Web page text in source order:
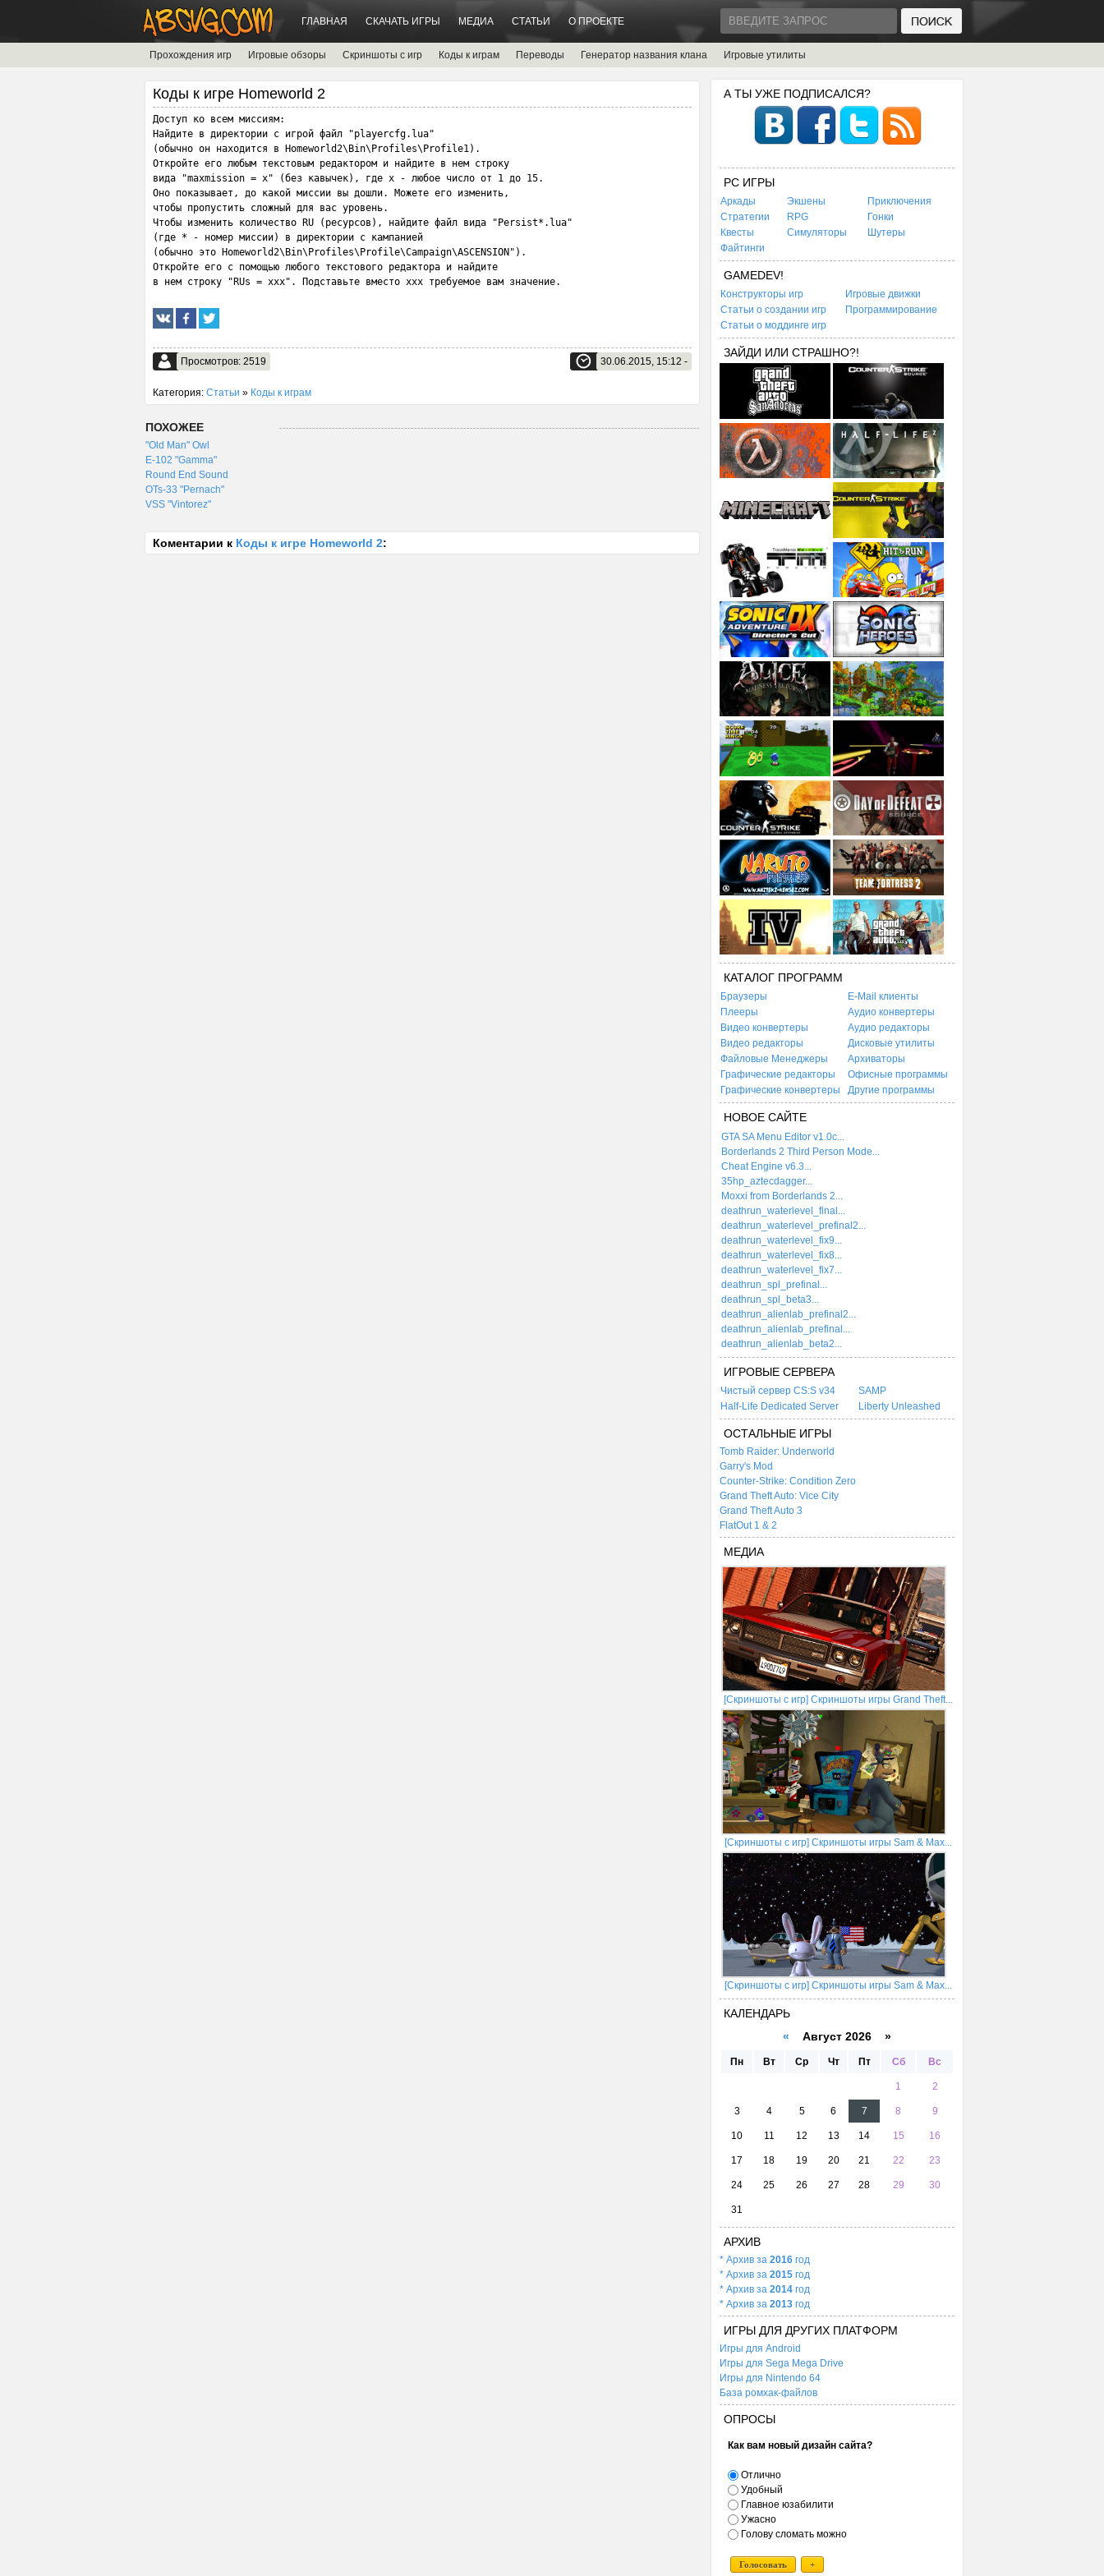
ГЛАВНАЯ СКАЧАТЬ ИГРЫ МЕДИА СТАТЬИ О ПРОЕКТЕ
Прохождения игр Игровые обзоры Скриншоты с игр Коды к играм Переводы Генератор названия клана Игровые утилиты
Коды к игре Homeworld 2
Доступ ко всем миссиям:
Найдите в директории с игрой файл "playercfg.lua"
(обычно он находится в Homeworld2\Bin\Profiles\Profile1).
Откройте его любым текстовым редактором и найдите в нем строку
вида "maxmission = x" (без кавычек), где x - любое число от 1 до 15.
Оно показывает, до какой миссии вы дошли. Можете его изменить,
чтобы пропустить сложный для вас уровень.
Чтобы изменить количество RU (ресурсов), найдите файл вида "Persist*.lua"
(где * - номер миссии) в директории с кампанией
(обычно это Homeworld2\Bin\Profiles\Profile\Campaign\ASCENSION").
Откройте его с помощью любого текстового редактора и найдите
в нем строку "RUs = xxx". Подставьте вместо xxx требуемое вам значение.
Просмотров: 2519 30.06.2015, 15:12 -
Категория: Статьи » Коды к играм
ПОХОЖЕЕ
"Old Man" Owl
E-102 "Gamma"
Round End Sound
OTs-33 "Pernach"
VSS "Vintorez"
Коментарии к Коды к игре Homeworld 2:
А ТЫ УЖЕ ПОДПИСАЛСЯ?
PC ИГРЫ
Аркады Экшены
Приключения
Стратегии
RPG
Гонки
Квесты
Симуляторы
Шутеры
Файтинги
GAMEDEV!
Конструкторы игр
Игровые движки
Статьи о создании игр
Программирование
Статьи о моддинге игр
ЗАЙДИ ИЛИ СТРАШНО?!
КАТАЛОГ ПРОГРАММ
Браузеры
E-Mail клиенты
Плееры
Аудио конвертеры
Видео конвертеры
Аудио редакторы
Видео редакторы
Дисковые утилиты
Файловые Менеджеры
Архиваторы
Графические редакторы
Офисные программы
Графические конвертеры
Другие программы
НОВОЕ САЙТЕ
GTA SA Menu Editor v1.0c...
Borderlands 2 Third Person Mode...
Cheat Engine v6.3...
35hp_aztecdagger...
Moxxi from Borderlands 2...
deathrun_waterlevel_final...
deathrun_waterlevel_prefinal2...
deathrun_waterlevel_fix9...
deathrun_waterlevel_fix8...
deathrun_waterlevel_fix7...
deathrun_spl_prefinal...
deathrun_spl_beta3...
deathrun_alienlab_prefinal2...
deathrun_alienlab_prefinal...
deathrun_alienlab_beta2...
ИГРОВЫЕ СЕРВЕРА
Чистый сервер CS:S v34
SAMP
Half-Life Dedicated Server
Liberty Unleashed
ОСТАЛЬНЫЕ ИГРЫ
Tomb Raider: Underworld
Garry's Mod
Counter-Strike: Condition Zero
Grand Theft Auto: Vice City
Grand Theft Auto 3
FlatOut 1 & 2
МЕДИА
[Скриншоты с игр] Скриншоты игры Grand Theft...
[Скриншоты с игр] Скриншоты игры Sam & Max...
[Скриншоты с игр] Скриншоты игры Sam & Max...
КАЛЕНДАРЬ
« Август 2026 »
Пн Вт Ср Чт Пт Сб Вс
1 2
3 4 5 6 7 8 9
10 11 12 13 14 15 16
17 18 19 20 21 22 23
24 25 26 27 28 29 30
31
АРХИВ
* Архив за 2016 год
* Архив за 2015 год
* Архив за 2014 год
* Архив за 2013 год
ИГРЫ ДЛЯ ДРУГИХ ПЛАТФОРМ
Игры для Android
Игры для Sega Mega Drive
Игры для Nintendo 64
База ромхак-файлов
ОПРОСЫ
Как вам новый дизайн сайта?
Отлично
Удобный
Главное юзабилити
Ужасно
Голову сломать можно
Голосовать +